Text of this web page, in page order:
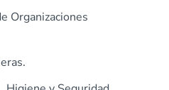
Organizaciones